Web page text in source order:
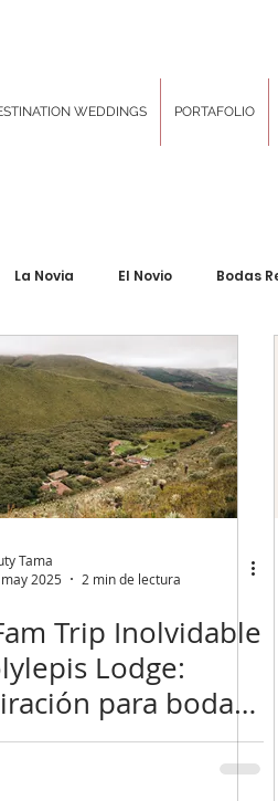
WEDDINGS PORTAFOLIO
La Novia El Novio Bodas
Inspiration Boards Las
sin igual Hair and Makeup
Tama
2025
2 min de lectura
Trip Inolvidable
Lodge:
para bodas
páramo